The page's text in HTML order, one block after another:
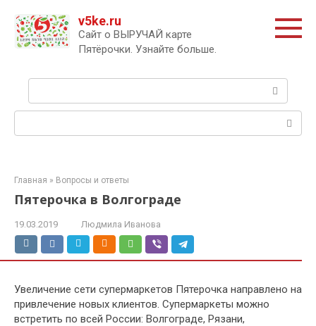
контенту
v5ke.ru
Сайт о ВЫРУЧАЙ карте
Пятёрочки. Узнайте больше.
Поиск:
Поиск:
Главная » Вопросы и ответы
Пятерочка в Волгограде
19.03.2019 Людмила Иванова
Увеличение сети супермаркетов Пятерочка направлено на
привлечение новых клиентов. Супермаркеты можно
встретить по всей России: Волгограде, Рязани,